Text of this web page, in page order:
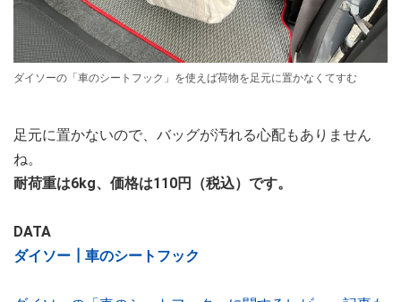
ダイソーの「車のシートフック」を使えば荷物を足元に置かなくてすむ
足元に置かないので、バッグが汚れる心配もありません
ね。
耐荷重は6kg、価格は110円（税込）です。
DATA
ダイソー┃車のシートフック